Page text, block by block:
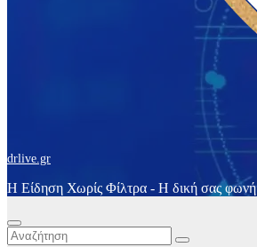
drlive.gr
Η Είδηση Χωρίς Φίλτρα - H δική σας φωνή